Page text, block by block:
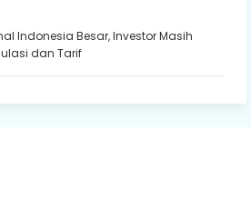
Indonesia Besar, Investor Masih
dan Tarif